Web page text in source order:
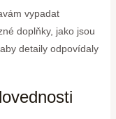
vypadat
doplňky, jako jsou
detaily odpovídaly